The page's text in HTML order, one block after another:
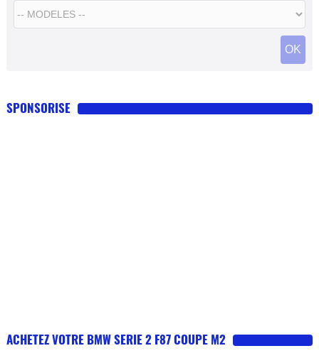
SPONSORISE
ACHETEZ VOTRE BMW SERIE 2 F87 COUPE M2